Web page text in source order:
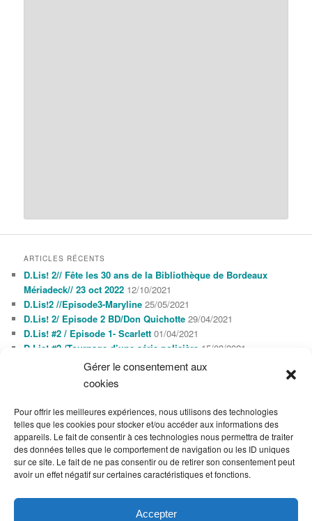
ARTICLES RÉCENTS
D.Lis! 2// Fête les 30 ans de la Bibliothèque de Bordeaux
Mériadeck// 23 oct 2022 12/10/2021
D.Lis!2 //Episode3-Maryline 25/05/2021
D.Lis! 2/ Episode 2 BD/Don Quichotte 29/04/2021
D.Lis! #2 / Episode 1- Scarlett 01/04/2021
D.Lis! #2 /Tournage d’une série policière 15/03/2021
L M M J V S D
1
2
3
4 5 6 7 8
9
10
11 12 13 14 15
16
18 21 22
25 28
31
Gérer le consentement aux
cookies
Pour offrir les meilleures expériences, nous utilisons des technologies
telles que les cookies pour stocker et/ou accéder aux informations des
appareils. Le fait de consentir à ces technologies nous permettra de traiter
des données telles que le comportement de navigation ou les ID uniques
sur ce site. Le fait de ne pas consentir ou de retirer son consentement peut
avoir un effet négatif sur certaines caractéristiques et fonctions.
Accepter